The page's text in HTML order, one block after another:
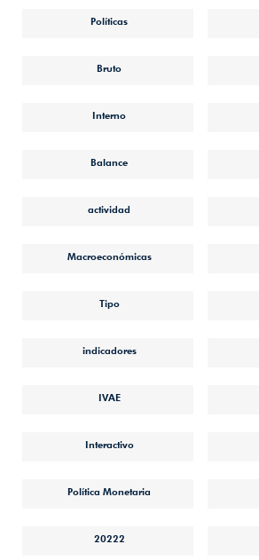
Políticas
Bruto
Interno
Balance
actividad
Macroeconómicas
Tipo
indicadores
IVAE
Interactivo
Política Monetaria
20222